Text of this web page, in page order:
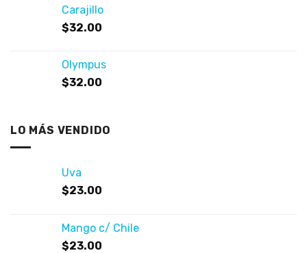
Carajillo
$32.00
Olympus
$32.00
LO MÁS VENDIDO
Uva
$23.00
Mango c/ Chile
$23.00